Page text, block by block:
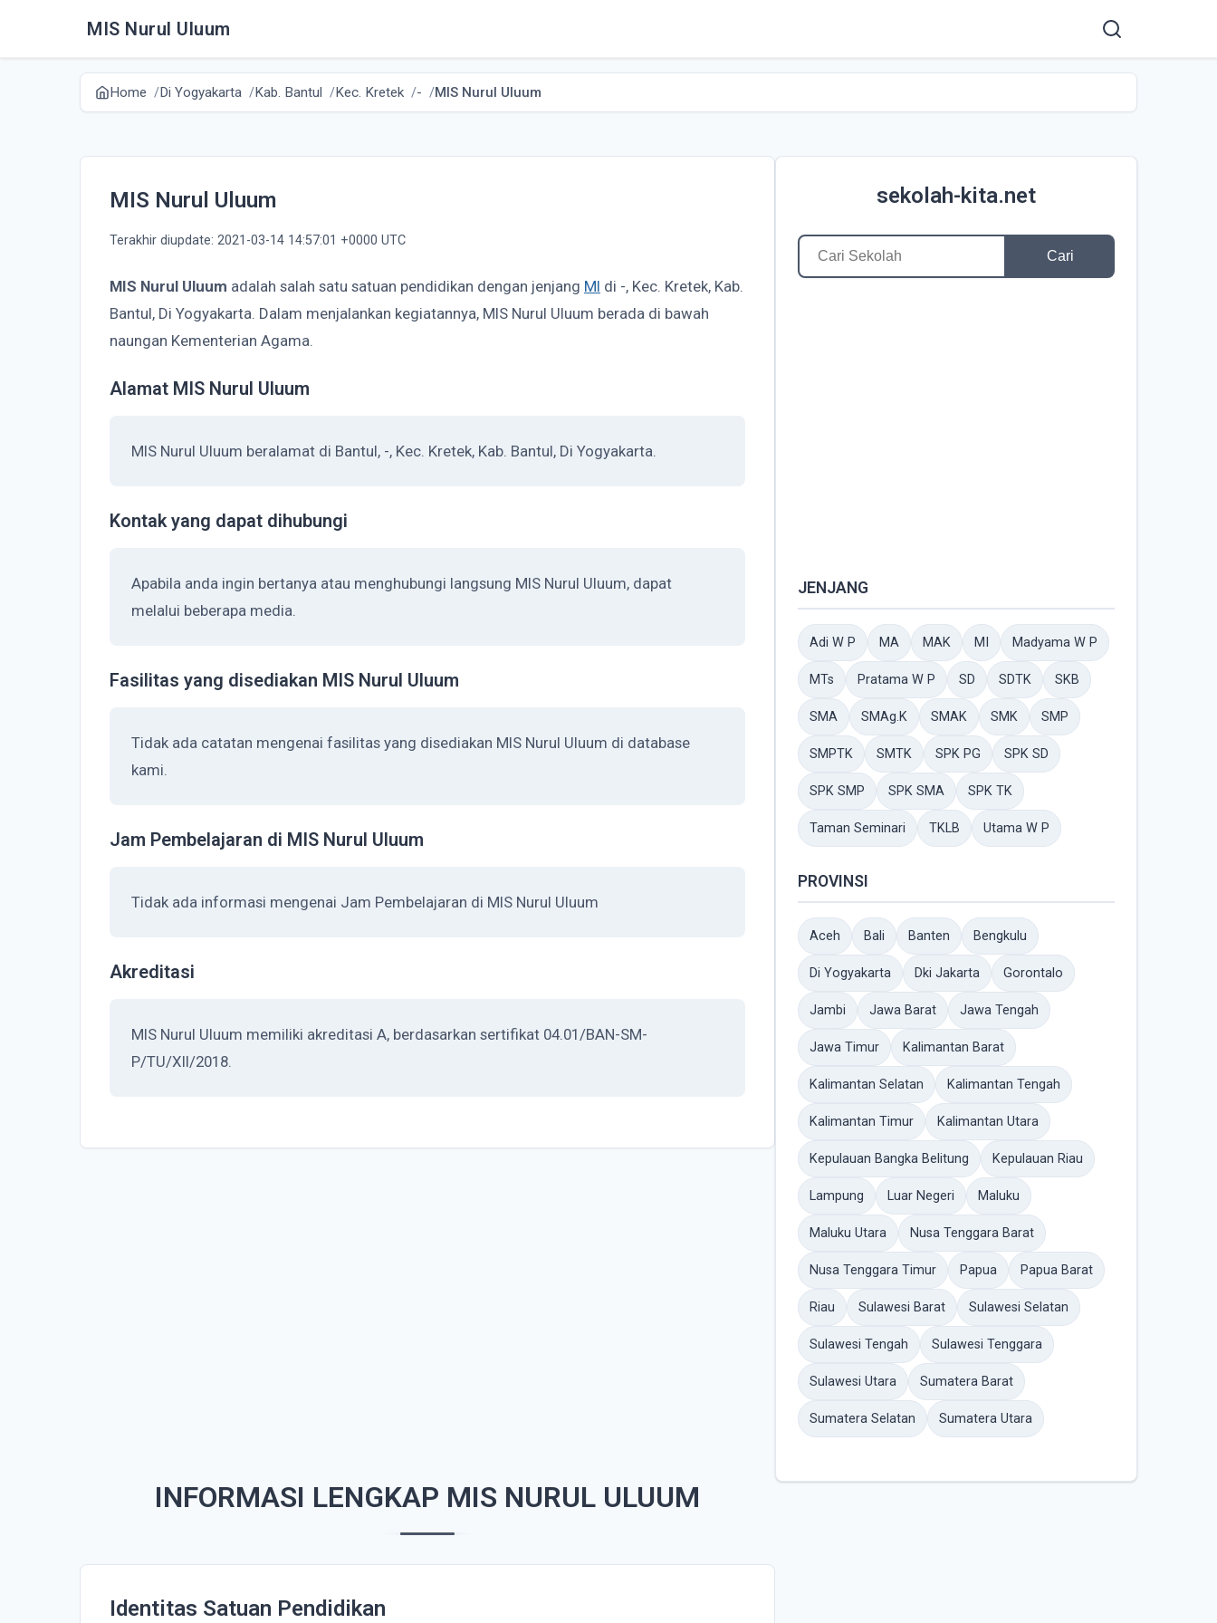
MIS Nurul Uluum
Home Di Yogyakarta Kab. Bantul Kec. Kretek - MIS Nurul Uluum
MIS Nurul Uluum
Terakhir diupdate: 2021-03-14 14:57:01 +0000 UTC
MIS Nurul Uluum adalah salah satu satuan pendidikan dengan jenjang MI di -, Kec. Kretek, Kab.
Bantul, Di Yogyakarta. Dalam menjalankan kegiatannya, MIS Nurul Uluum berada di bawah
naungan Kementerian Agama.
Alamat MIS Nurul Uluum
MIS Nurul Uluum beralamat di Bantul, -, Kec. Kretek, Kab. Bantul, Di Yogyakarta.
Kontak yang dapat dihubungi
Apabila anda ingin bertanya atau menghubungi langsung MIS Nurul Uluum, dapat
melalui beberapa media.
Fasilitas yang disediakan MIS Nurul Uluum
Tidak ada catatan mengenai fasilitas yang disediakan MIS Nurul Uluum di database
kami.
Jam Pembelajaran di MIS Nurul Uluum
Tidak ada informasi mengenai Jam Pembelajaran di MIS Nurul Uluum
Akreditasi
MIS Nurul Uluum memiliki akreditasi A, berdasarkan sertifikat 04.01/BAN-SM-
P/TU/XII/2018.
INFORMASI LENGKAP MIS NURUL ULUUM
Identitas Satuan Pendidikan
sekolah-kita.net
Cari
JENJANG
Adi W P MA MAK MI Madyama W P
MTs Pratama W P SD SDTK SKB
SMA SMAg.K SMAK SMK SMP
SMPTK SMTK SPK PG SPK SD
SPK SMP SPK SMA SPK TK
Taman Seminari TKLB Utama W P
PROVINSI
Aceh Bali Banten Bengkulu
Di Yogyakarta Dki Jakarta Gorontalo
Jambi Jawa Barat Jawa Tengah
Jawa Timur Kalimantan Barat
Kalimantan Selatan Kalimantan Tengah
Kalimantan Timur Kalimantan Utara
Kepulauan Bangka Belitung Kepulauan Riau
Lampung Luar Negeri Maluku
Maluku Utara Nusa Tenggara Barat
Nusa Tenggara Timur Papua Papua Barat
Riau Sulawesi Barat Sulawesi Selatan
Sulawesi Tengah Sulawesi Tenggara
Sulawesi Utara Sumatera Barat
Sumatera Selatan Sumatera Utara